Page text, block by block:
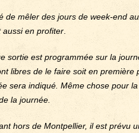
de mêler des jours de week-end
aussi en profiter
sortie est programmée sur la
libres de le faire soit en
sera indiqué. Même chose pour
la journée.
hors de Montpellier, il est prévu